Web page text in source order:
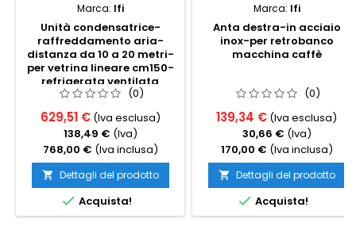
Marca: Ifi
Unità condensatrice-
raffreddamento aria-
distanza da 10 a 20 metri-
per vetrina lineare cm150-
refrigerata ventilata
(0)
629,51 € (Iva esclusa)
138,49 € (Iva)
768,00 € (Iva inclusa)
 Dettagli del prodotto
 Acquista!
Marca: Ifi
Anta destra-in acciaio
inox-per retrobanco
macchina caffè
(0)
139,34 € (Iva esclusa)
30,66 € (Iva)
170,00 € (Iva inclusa)
 Dettagli del prodotto
 Acquista!